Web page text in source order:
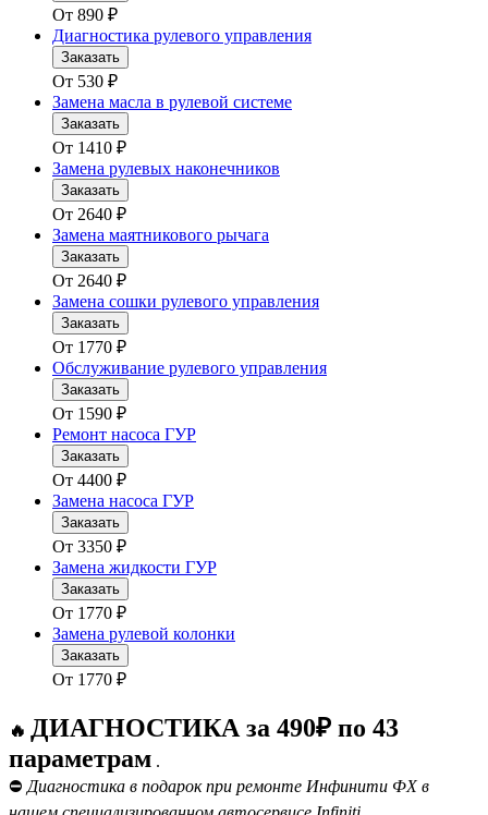
От 890 ₽
Диагностика рулевого управления
Заказать
От 530 ₽
Замена масла в рулевой системе
Заказать
От 1410 ₽
Замена рулевых наконечников
Заказать
От 2640 ₽
Замена маятникового рычага
Заказать
От 2640 ₽
Замена сошки рулевого управления
Заказать
От 1770 ₽
Обслуживание рулевого управления
Заказать
От 1590 ₽
Ремонт насоса ГУР
Заказать
От 4400 ₽
Замена насоса ГУР
Заказать
От 3350 ₽
Замена жидкости ГУР
Заказать
От 1770 ₽
Замена рулевой колонки
Заказать
От 1770 ₽
🔥 ДИАГНОСТИКА за 490₽ по 43
параметрам .
⛔ Диагностика в подарок при ремонте Инфинити ФХ в